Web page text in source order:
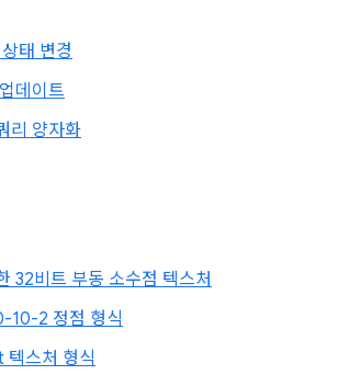
태 변경
데이트
리 양자화
32비트 부동 소수점 텍스처
10-2 정점 형식
스처 형식